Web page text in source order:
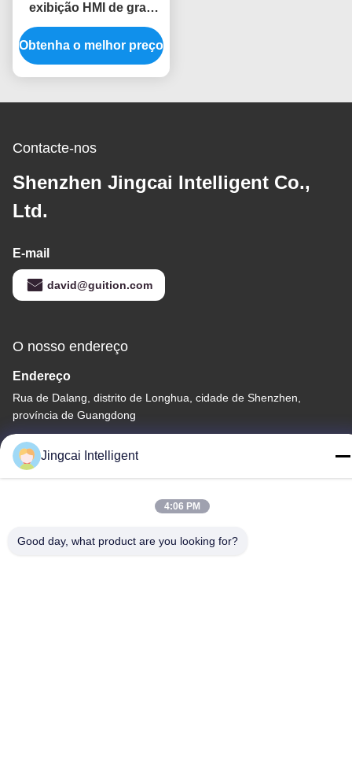
exibição HMI de grau
industrial -30~80.C
Intervalo de
temperatura
Obtenha o melhor preço
Contacte-nos
Shenzhen Jingcai Intelligent Co.,
Ltd.
E-mail
david@guition.com
O nosso endereço
Endereço
Rua de Dalang, distrito de Longhua, cidade de Shenzhen,
província de Guangdong
Telefone
18665866730-18665866730
Jingcai Intelligent
4:06 PM
Good day, what product are you looking for?